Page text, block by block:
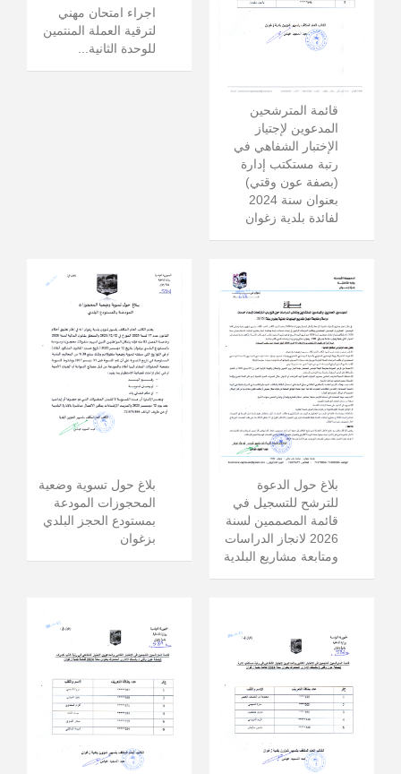
قائمة المترشحين
المدعوين لإجتياز
الإختبار الشفاهي في
رتبة مستكتب إدارة
(بصفة عون وقتي)
بعنوان سنة 2024
لفائدة بلدية زغوان
اجراء امتحان مهني
لترقية العملة المنتمين
للوحدة الثانية...
بلاغ حول الدعوة
للترشح للتسجيل في
قائمة المصممين لسنة
2026 لانجاز الدراسات
ومتابعة مشاريع البلدية
بلاغ حول تسوية وضعية
المحجوزات المودعة
بمستودع الحجز البلدي
بزغوان